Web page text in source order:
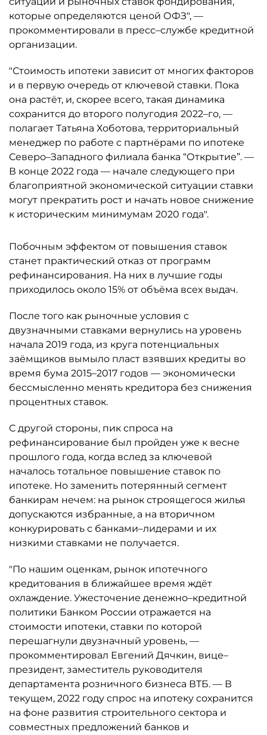
которые определяются ценой ОФЗ", —
прокомментировали в пресс–службе кредитной
организации.
"Стоимость ипотеки зависит от многих факторов
и в первую очередь от ключевой ставки. Пока
она растёт, и, скорее всего, такая динамика
сохранится до второго полугодия 2022–го, —
полагает Татьяна Хоботова, территориальный
менеджер по работе с партнёрами по ипотеке
Северо–Западного филиала банка “Открытие”. —
В конце 2022 года — начале следующего при
благоприятной экономической ситуации ставки
могут прекратить рост и начать новое снижение
к историческим минимумам 2020 года".
Побочным эффектом от повышения ставок
станет практический отказ от программ
рефинансирования. На них в лучшие годы
приходилось около 15% от объёма всех выдач.
После того как рыночные условия с
двузначными ставками вернулись на уровень
начала 2019 года, из круга потенциальных
заёмщиков вымыло пласт взявших кредиты во
время бума 2015–2017 годов — экономически
бессмысленно менять кредитора без снижения
процентных ставок.
С другой стороны, пик спроса на
рефинансирование был пройден уже к весне
прошлого года, когда вслед за ключевой
началось тотальное повышение ставок по
ипотеке. Но заменить потерянный сегмент
банкирам нечем: на рынок строящегося жилья
допускаются избранные, а на вторичном
конкурировать с банками–лидерами и их
низкими ставками не получается.
"По нашим оценкам, рынок ипотечного
кредитования в ближайшее время ждёт
охлаждение. Ужесточение денежно–кредитной
политики Банком России отражается на
стоимости ипотеки, ставки по которой
перешагнули двузначный уровень, —
прокомментировал Евгений Дячкин, вице–
президент, заместитель руководителя
департамента розничного бизнеса ВТБ. — В
текущем, 2022 году спрос на ипотеку сохранится
на фоне развития строительного сектора и
совместных предложений банков и